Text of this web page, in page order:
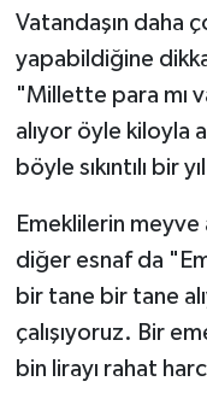
Vatandaşın daha
yapabildiğine
"Millette para mı
alıyor öyle kiloyla
böyle sıkıntılı bir
Emeklilerin meyve
diğer esnaf da
bir tane bir tane
çalışıyoruz. Bir
bin lirayı rahat